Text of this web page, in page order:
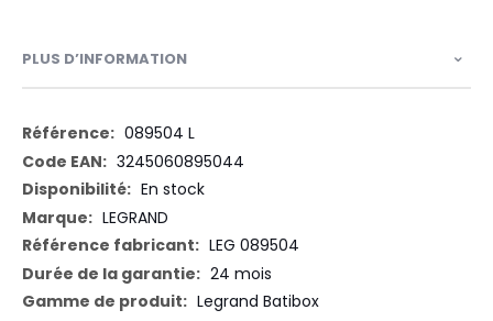
PLUS D’INFORMATION
Plus
d’information
089504 L
3245060895044
En stock
LEGRAND
LEG 089504
24 mois
Legrand Batibox